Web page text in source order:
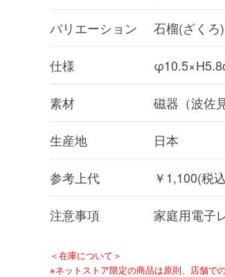
バリエーション 石榴(ざくろ)
仕様
素材 磁器（波佐
生産地 日本
参考上代 ￥1,100(税
注意事項 家庭用電子
＜在庫について＞
※ネットストア限定の商品は原則、店舗で